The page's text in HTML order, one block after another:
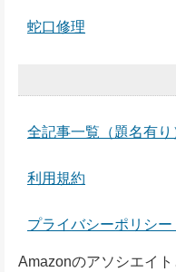
蛇口修理
全記事一覧（題名有り
利用規約
プライバシーポリシ
Amazonのアソシエイ